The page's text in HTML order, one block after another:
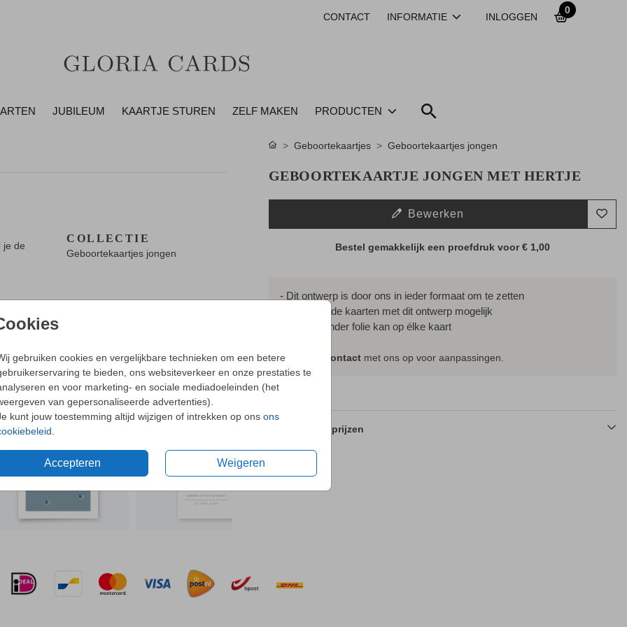
CONTACT INFORMATIE INLOGGEN
0
JUBILEUM KAARTJE STUREN ZELF MAKEN PRODUCTEN
gebruiken cookies en vergelijkbare technieken om een betere
te bieden, ons websiteverkeer en onze prestaties te
en voor marketing- en sociale mediadoeleinden (het
van gepersonaliseerde advertenties).
kunt jouw toestemming altijd wijzigen of intrekken op ons ons
Accepteren Weigeren
je de
COLLECTIE
Geboortekaartjes jongen
OOK LEUK
Geboortekaartjes Geboortekaartjes jongen
GEBOORTEKAARTJE JONGEN MET HERTJE
Bewerken
Bestel gemakkelijk een proefdruk voor€ 1,00
- Dit ontwerp is door ons in ieder formaat om te zetten
- Bijpassende kaarten met dit ontwerp mogelijk
- Met of zonder folie kan op élke kaart
contactmet ons op voor aanpassingen.
Formaten en prijzen